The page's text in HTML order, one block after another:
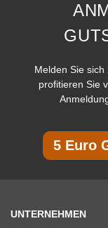
Melden Sie
profitieren Sie
5 Euro
UNTERNEHMEN